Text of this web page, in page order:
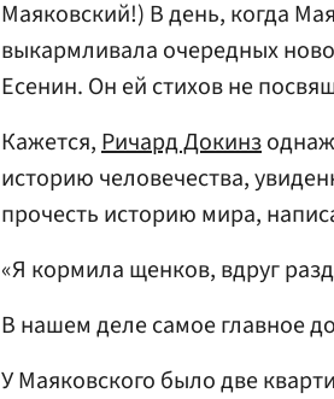
Маяковский!) В день, когда
выкармливала очередных
Есенин. Он ей стихов не
Кажется,Ричард Докинз
историю человечества,
прочесть историю мира,
«Я кормила щенков, вдруг
В нашем деле самое главное
У Маяковского было две